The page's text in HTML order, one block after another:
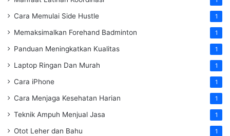
Cara Memulai Side Hustle 1
Memaksimalkan Forehand Badminton 1
Panduan Meningkatkan Kualitas 1
Laptop Ringan Dan Murah 1
Cara iPhone 1
Cara Menjaga Kesehatan Harian 1
Teknik Ampuh Menjual Jasa 1
Otot Leher dan Bahu 1